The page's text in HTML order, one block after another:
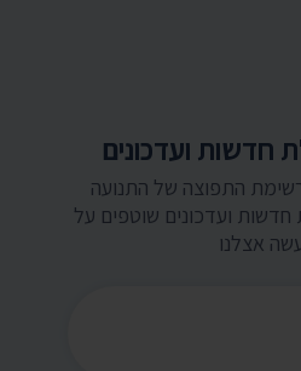
חדשות ועדכונים
התפוצה של התנועה
ועדכונים שוטפים על
אצלנו